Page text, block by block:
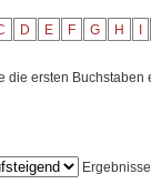
D E F G H
die ersten Buchstaben